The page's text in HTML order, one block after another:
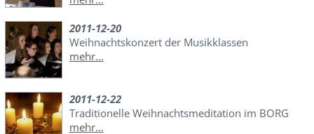
2011-12-20
Weihnachtskonzert der Musikklassen
mehr...
2011-12-22
Traditionelle Weihnachtsmeditation im BORG
mehr...